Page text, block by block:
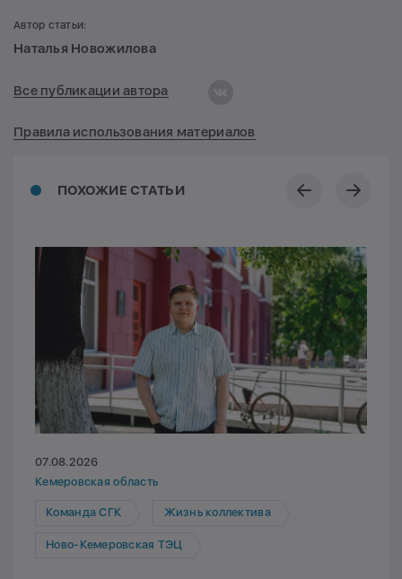
ПОХОЖИЕ СТАТЬИ
07.08.2026
Кемеровская область
Команда СГК Жизнь коллектива
Ново-Кемеровская ТЭЦ
Автор статьи:
Наталья Новожилова
Все публикации автора
Правила использования материалов